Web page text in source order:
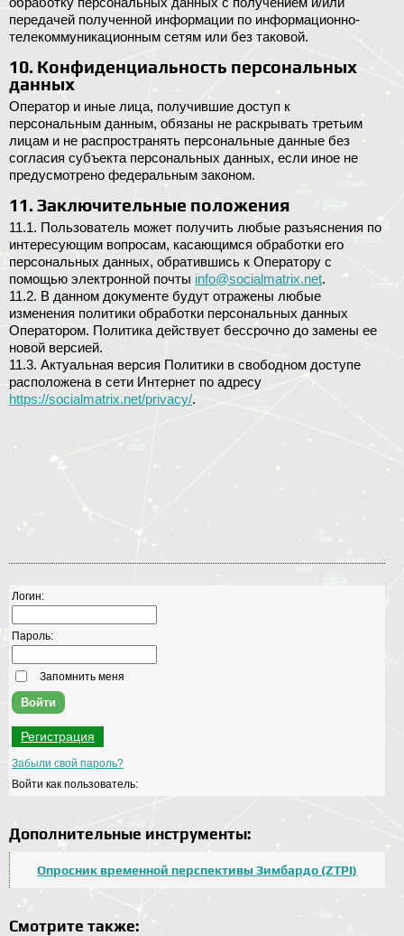
передачей полученной информации по информационно-
телекоммуникационным сетям или без таковой.
10. Конфиденциальность персональных
данных
Оператор и иные лица, получившие доступ к
персональным данным, обязаны не раскрывать третьим
лицам и не распространять персональные данные без
согласия субъекта персональных данных, если иное не
предусмотрено федеральным законом.
11. Заключительные положения
11.1. Пользователь может получить любые разъяснения по
интересующим вопросам, касающимся обработки его
персональных данных, обратившись к Оператору с
помощью электронной почты info@socialmatrix.net.
11.2. В данном документе будут отражены любые
изменения политики обработки персональных данных
Оператором. Политика действует бессрочно до замены ее
новой версией.
11.3. Актуальная версия Политики в свободном доступе
расположена в сети Интернет по адресу
https://socialmatrix.net/privacy/.
Логин:
Пароль:
Запомнить меня
Регистрация
Забыли свой пароль?
Войти как пользователь:
Дополнительные инструменты:
Опросник временной перспективы Зимбардо (ZTPI)
Смотрите также: